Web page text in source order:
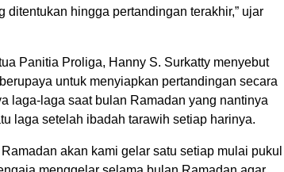
ditentukan hingga pertandingan terakhir,” ujar
Panitia Proliga, Hanny S. Surkatty menyebut
untuk menyiapkan pertandingan secara
laga-laga saat bulan Ramadan yang nantinya
laga setelah ibadah tarawih setiap harinya.
akan kami gelar satu setiap mulai pukul